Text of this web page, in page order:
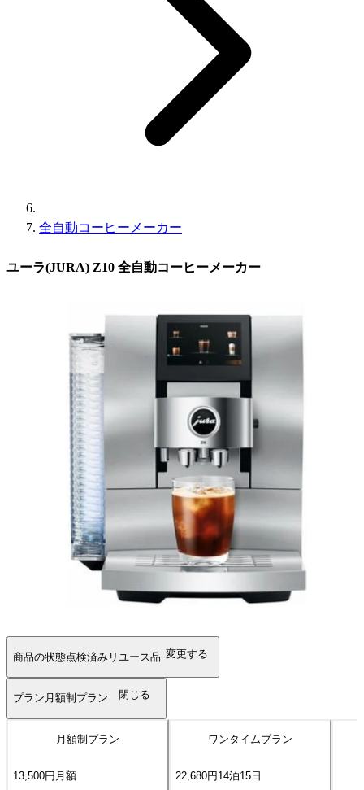
全自動コーヒーメーカー
ユーラ(JURA) Z10 全自動コーヒーメーカー
商品の状態点検済みリユース品 変更する
プラン 月額制プラン 閉じる
月額制プラン
13,500円 月額
ワンタイムプラン
22,680円14泊15日